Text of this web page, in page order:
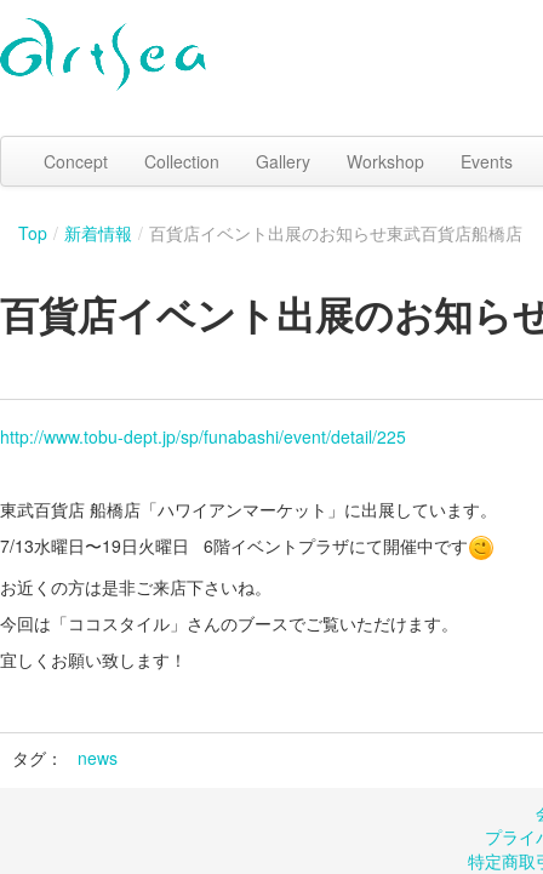
Concept Collection Gallery Workshop Events
Top / 新着情報 / 百貨店イベント出展のお知らせ東武百貨店船橋店
百貨店イベント出展のお知ら
http://www.tobu-dept.jp/sp/funabashi/event/detail/225
東武百貨店 船橋店「ハワイアンマーケット」に出展しています。
7/13水曜日〜19日火曜日 6階イベントプラザにて開催中です
お近くの方は是非ご来店下さいね。
今回は「ココスタイル」さんのブースでご覧いただけます。
宜しくお願い致します！
タグ： news
プライ
特定商取